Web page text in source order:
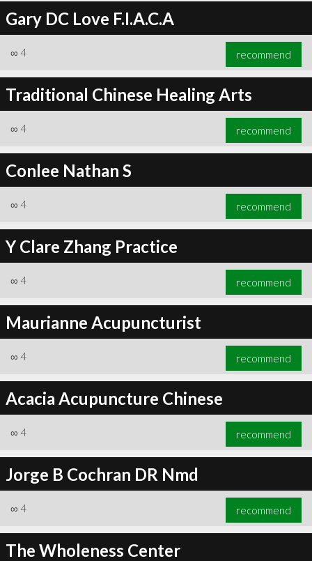
Gary DC Love F.I.A.C.A
∞ 4 recommend
Traditional Chinese Healing Arts
∞ 4 recommend
Conlee Nathan S
∞ 4 recommend
Y Clare Zhang Practice
∞ 4 recommend
Maurianne Acupuncturist
∞ 4 recommend
Acacia Acupuncture Chinese
∞ 4 recommend
Jorge B Cochran DR Nmd
∞ 4 recommend
The Wholeness Center